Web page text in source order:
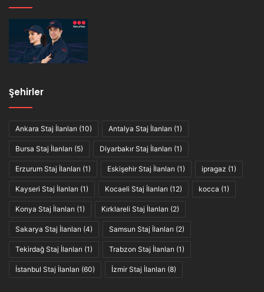
Şehirler
Ankara Staj İlanları (10) Antalya Staj İlanları (1)
Bursa Staj İlanları (5) Diyarbakır Staj İlanları (1)
Erzurum Staj İlanları (1) Eskişehir Staj İlanları (1) ipragaz (1)
Kayseri Staj İlanları (1) Kocaeli Staj İlanları (12) kocca (1)
Konya Staj İlanları (1) Kırklareli Staj İlanları (2)
Sakarya Staj İlanları (4) Samsun Staj İlanları (2)
Tekirdağ Staj İlanları (1) Trabzon Staj İlanları (1)
İstanbul Staj İlanları (60) İzmir Staj İlanları (8)